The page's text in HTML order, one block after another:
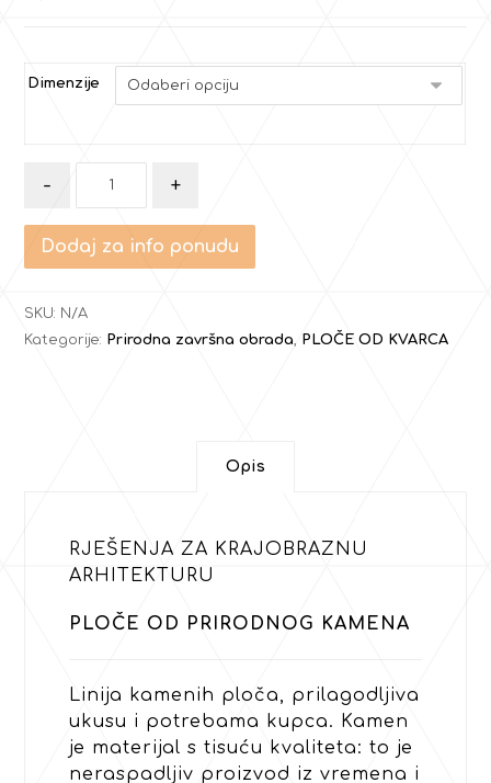
Dimenzije
- +
Dodaj za info ponudu
SKU: N/A
Kategorije: Prirodna završna obrada PLOČE OD KVARCA
Opis
RJEŠENJA ZA KRAJOBRAZNU
ARHITEKTURU
PLOČE OD PRIRODNOG KAMENA
Linija kamenih ploča, prilagodljiva
ukusu i potrebama kupca. Kamen
je materijal s tisuću kvaliteta: to je
neraspadljiv proizvod iz vremena i